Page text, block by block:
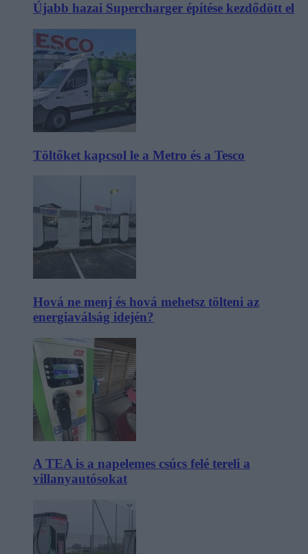
Újabb hazai Supercharger építése kezdődött el
Töltőket kapcsol le a Metro és a Tesco
Hová ne menj és hová mehetsz tölteni az
energiaválság idején?
A TEA is a napelemes csúcs felé tereli a
villanyautósokat